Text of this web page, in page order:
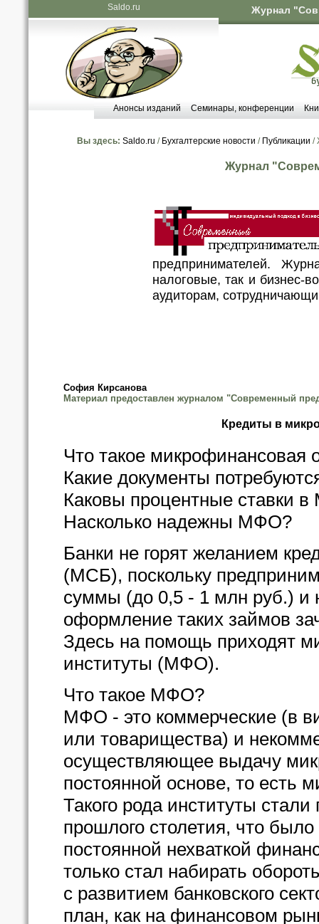
Saldo.ru Журнал
Анонсы изданий Семинары, конференции
Вы здесь: Saldo.ru / Бухгалтерские новости / Публикации /
Журнал
предпринимателей.
налоговые, так и бизнес-
аудиторам,
София Кирсанова
Материал предоставлен журналом "Современный
Кредиты в
Что такое микрофинансовая
Какие документы
Каковы процентные ставки
Насколько надежны МФО?
Банки не горят желанием
(МСБ), поскольку
суммы (до 0,5 - 1 млн руб.) и
оформление таких займов
Здесь на помощь приходят
институты (МФО).
Что такое МФО?
МФО - это коммерческие (в
или товарищества) и
осуществляющее выдачу
постоянной основе, то есть
Такого рода институты
прошлого столетия, что
постоянной нехваткой
только стал набирать
с развитием банковского
план, как на финансовом